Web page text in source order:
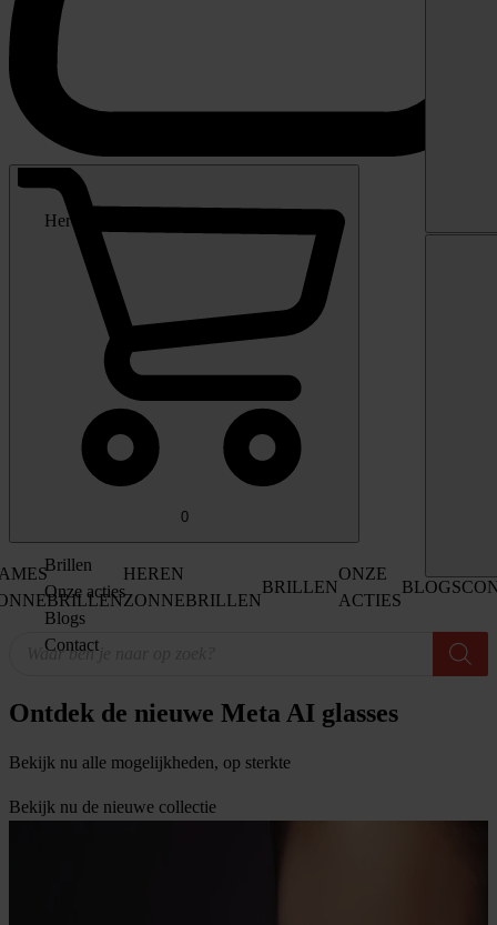
Heren zonnebrillen
Brillen
Onze acties
Blogs
Contact
0
HEREN
ZONNEBRILLEN
BRILLEN
ONZE
ACTIES
BLOGS
Producten
Bekijk nu de collectie
Ontdek de nieuwe Meta AI glasses
Bekijk nu alle mogelijkheden, op sterkte
Bekijk nu de nieuwe collectie
Bekijk nu het aanbod